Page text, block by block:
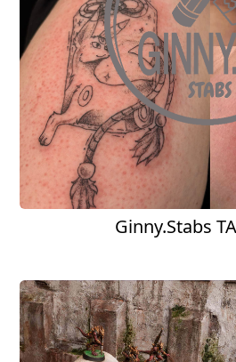
Ginny.Stabs